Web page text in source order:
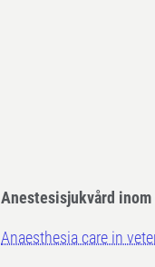
Anestesisjukvård inom
Anaesthesia care in